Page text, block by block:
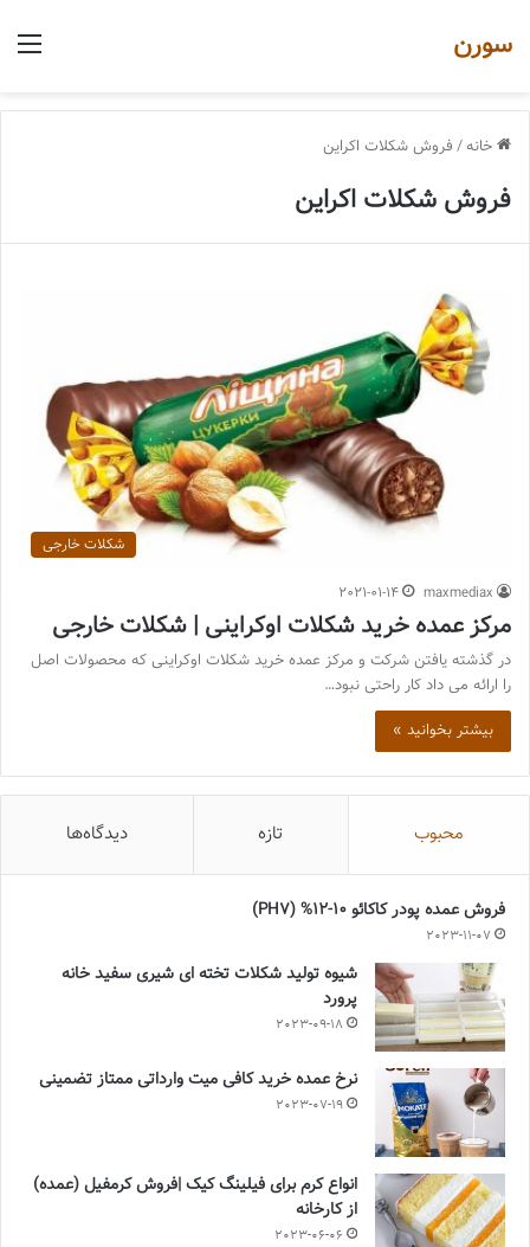
سورن
خانه/ فروش شکلات اکراین
فروش شکلات اکراین
شکلات خارجی
maxmediax
2021-01-14
مرکز عمده خرید شکلات اوکراینی | شکلات خارجی
در گذشته یافتن شرکت و مرکز عمده خرید شکلات اوکراینی که محصولات اصل
را ارائه می داد کار راحتی نبود…
بیشتر بخوانید »
محبوب تازه دیدگاه‌ها
فروش عمده پودر کاکائو 10-12% (PH7)
2023-11-07
شیوه تولید شکلات تخته ای شیری سفید خانه
پرورد
2023-09-18
نرخ عمده خرید کافی میت وارداتی ممتاز تضمینی
2023-07-19
انواع کرم برای فیلینگ کیک |فروش کرمفیل (عمده)
از کارخانه
2023-06-06